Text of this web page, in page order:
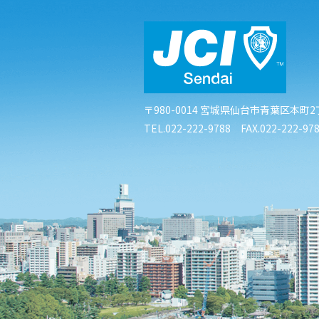
〒980-0014 宮城県仙台市青葉区本町
TEL.022-222-9788 FAX.022-222-